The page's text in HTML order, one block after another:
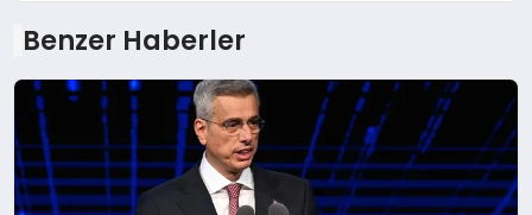
Benzer Haberler